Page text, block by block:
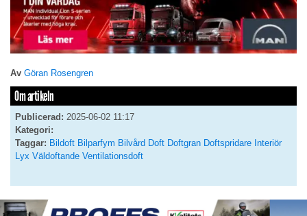
Av Göran Rosengren
Om artikeln
Publicerad: 2025-06-02 11:17
Kategori:
Taggar: Bildoft Bilparfym Bilvård Doft Doftgran Doftspridare Interiör
Lyx Väldoftande Ventilationsdoft